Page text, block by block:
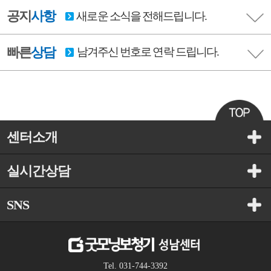
공지사항 새로운 소식을 전해드립니다.
빠른상담 남겨주신 번호로 연락 드립니다.
센터소개
실시간상담
SNS
Tel. 031-744-3392